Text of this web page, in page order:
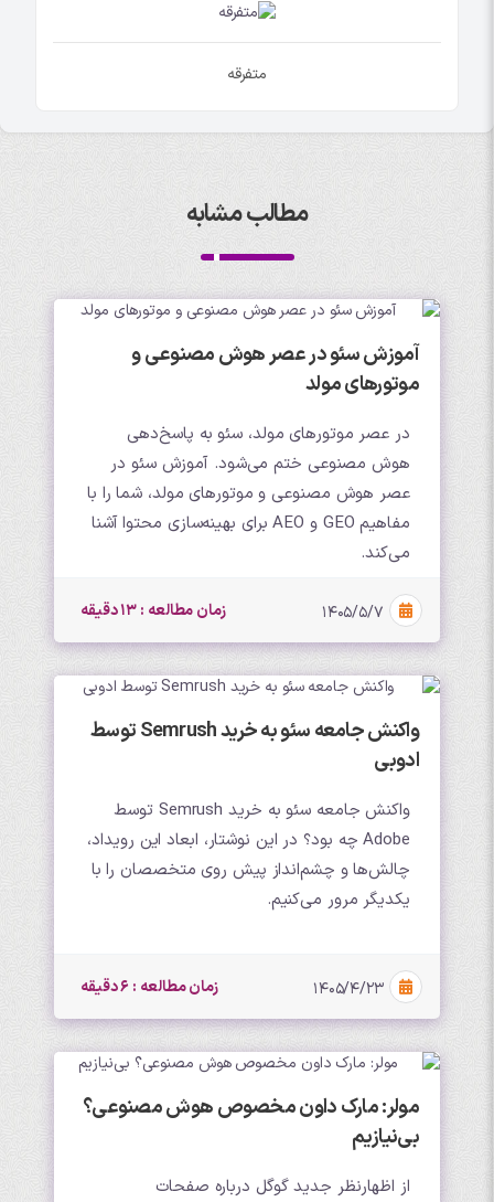
متفرقه
مطالب مشابه
آموزش سئو در عصر هوش مصنوعی و
موتورهای مولد
در عصر موتورهای مولد، سئو به پاسخ‌دهی
هوش مصنوعی ختم می‌شود. آموزش سئو در
عصر هوش مصنوعی و موتورهای مولد، شما را با
مفاهیم GEO و AEO برای بهینه‌سازی محتوا آشنا
می‌کند.
۱۴۰۵/۵/۷ زمان مطالعه : 13 دقیقه
واکنش جامعه سئو به خرید Semrush توسط
ادوبی
واکنش جامعه سئو به خرید Semrush توسط
Adobe چه بود؟ در این نوشتار، ابعاد این رویداد،
چالش‌ها و چشم‌انداز پیش روی متخصصان را با
یکدیگر مرور می‌کنیم.
۱۴۰۵/۴/۲۳ زمان مطالعه : 6 دقیقه
مولر: مارک داون مخصوص هوش مصنوعی؟
بی‌نیازیم
از اظهارنظر جدید گوگل درباره صفحات